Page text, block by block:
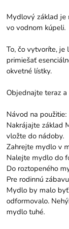
Mydlový základ je
vo vodnom kúpeli.
To, čo vytvoríte, je
primiešať
okvetné lístky.
Objednajte teraz
Návod na použitie:
Nakrájajte základ
vložte do nádoby.
Zahrejte mydlo v
Nalejte mydlo do
Do roztopeného
Pre rodinnú
Mydlo by malo
odformovalo.
mydlo tuhé.